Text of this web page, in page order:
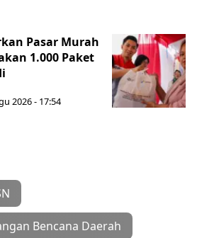
Pasar Murah
1.000 Paket
2026 - 17:54
Bencana Daerah